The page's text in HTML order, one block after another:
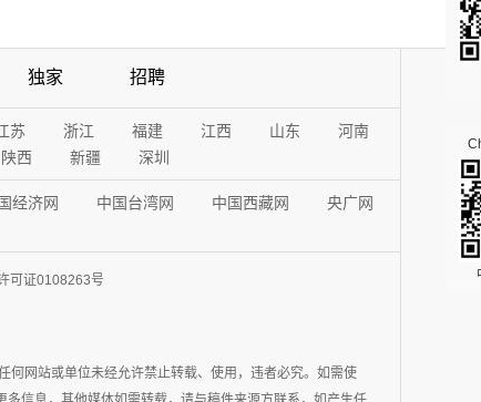
独家 招聘
苏 浙江 福建 江西 山东
河南
陕西 新疆 深圳
经济网 中国台湾网 中国西藏网
央广网
可证0108263号
何网站或单位未经允许禁止转载、使用，违者必究。如需使